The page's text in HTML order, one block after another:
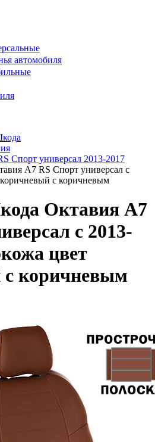
автомобиля
Спорт универсал 2013-2017
А7 RS Спорт универсал с
с коричневым
Октавия А7
с 2013-
цвет
коричневым